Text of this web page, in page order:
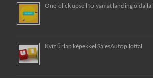
One-click upsell folyamat landing oldallal
Kvíz űrlap képekkel SalesAutopilottal